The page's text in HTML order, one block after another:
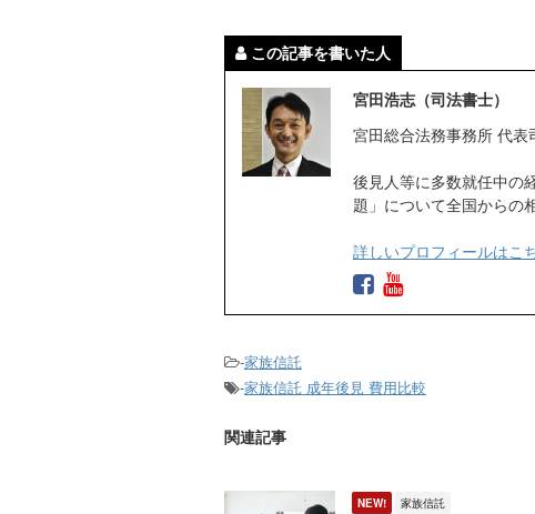
この記事を書いた人
宮田浩志（司法書士）
宮田総合法務事務所 代表
後見人等に多数就任中の
題」について全国からの
詳しいプロフィールはこ
-家族信託
-家族信託 成年後見 費用比較
関連記事
NEW! 家族信託